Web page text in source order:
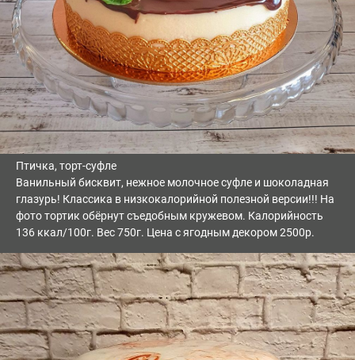
Птичка, торт-суфле
Ванильный бисквит, нежное молочное суфле и шоколадная
глазурь! Классика в низкокалорийной полезной версии!!! На
фото тортик обёрнут съедобным кружевом. Калорийность
136 ккал/100г. Вес 750г. Цена с ягодным декором 2500р.